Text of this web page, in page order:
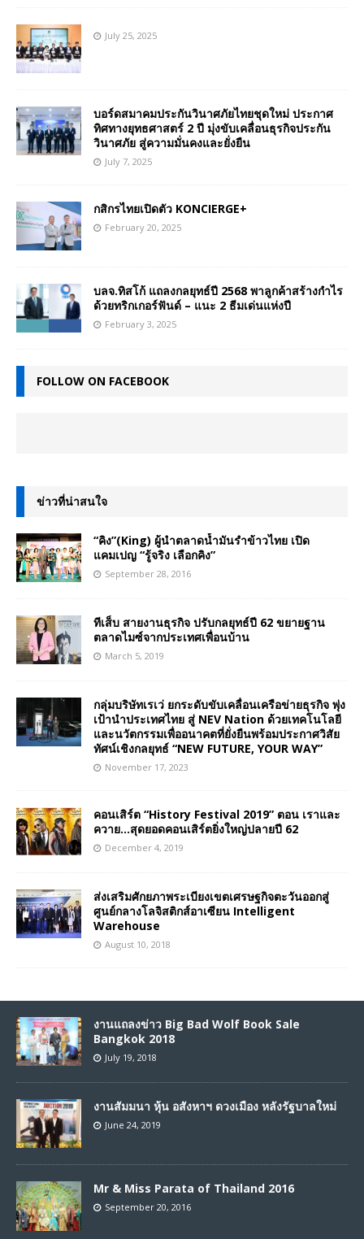
July 25, 2025
บอร์ดสมาคมประกันวินาศภัยไทยชุดใหม่ ประกาศ
ทิศทางยุทธศาสตร์ 2 ปี มุ่งขับเคลื่อนธุรกิจประกัน
วินาศภัย สู่ความมั่นคงและยั่งยืน
July 7, 2025
กสิกรไทยเปิดตัว KONCIERGE+
February 20, 2025
บลจ.ทิสโก้ แถลงกลยุทธ์ปี 2568 พาลูกค้าสร้างกำไร
ด้วยทริกเกอร์ฟันด์ – แนะ 2 ธีมเด่นแห่งปี
February 3, 2025
FOLLOW ON FACEBOOK
ข่าวที่น่าสนใจ
“คิง”(King) ผู้นำตลาดน้ำมันรำข้าวไทย เปิด
แคมเปญ “รู้จริง เลือกคิง”
September 28, 2016
ทีเส็บ สายงานธุรกิจ ปรับกลยุทธ์ปี 62 ขยายฐาน
ตลาดไมซ์จากประเทศเพื่อนบ้าน
March 5, 2019
กลุ่มบริษัทเรเว่ ยกระดับขับเคลื่อนเครือข่ายธุรกิจ พุ่ง
เป้านำประเทศไทย สู่ NEV Nation ด้วยเทคโนโลยี
และนวัตกรรมเพื่ออนาคตที่ยั่งยืนพร้อมประกาศวิสัย
ทัศน์เชิงกลยุทธ์ “NEW FUTURE, YOUR WAY”
November 17, 2023
คอนเสิร์ต “History Festival 2019” ตอน เราและ
ควาย…สุดยอดคอนเสิร์ตยิ่งใหญ่ปลายปี 62
December 4, 2019
ส่งเสริมศักยภาพระเบียงเขตเศรษฐกิจตะวันออกสู่
ศูนย์กลางโลจิสติกส์อาเซียน Intelligent
Warehouse
August 10, 2018
งานแถลงข่าว Big Bad Wolf Book Sale
Bangkok 2018
July 19, 2018
งานสัมมนา หุ้น อสังหาฯ ดวงเมือง หลังรัฐบาลใหม่
June 24, 2019
Mr & Miss Parata of Thailand 2016
September 20, 2016